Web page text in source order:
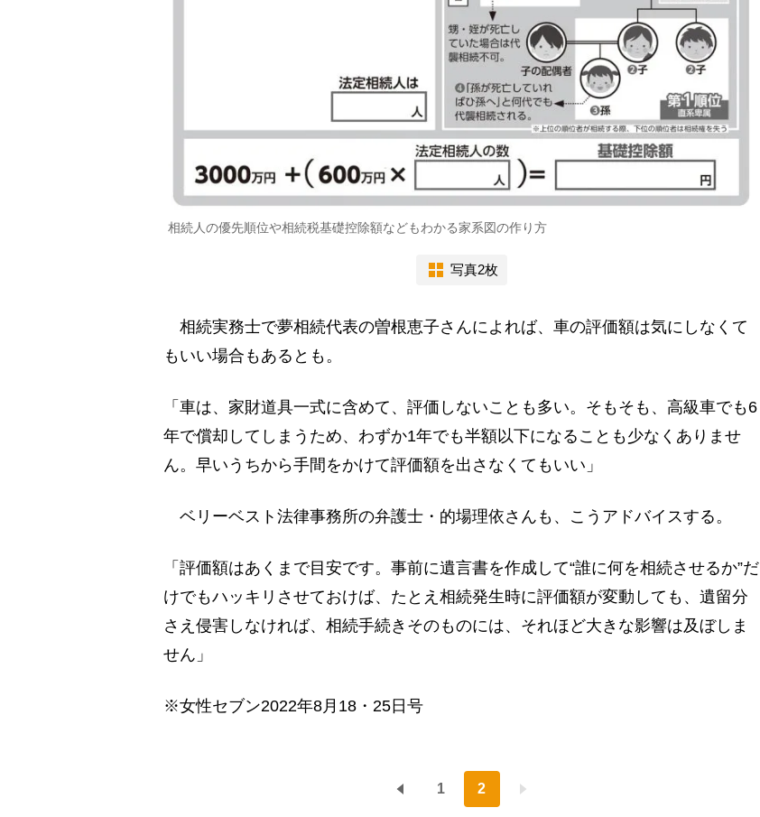
相続人の優先順位や相続税基礎控除額などもわかる家系図の作り方
写真2枚
相続実務士で夢相続代表の曽根恵子さんによれば、車の評価額は気にしなくて
もいい場合もあるとも。
「車は、家財道具一式に含めて、評価しないことも多い。そもそも、高級車でも6
年で償却してしまうため、わずか1年でも半額以下になることも少なくありませ
ん。早いうちから手間をかけて評価額を出さなくてもいい」
ベリーベスト法律事務所の弁護士・的場理依さんも、こうアドバイスする。
「評価額はあくまで目安です。事前に遺言書を作成して“誰に何を相続させるか”だ
けでもハッキリさせておけば、たとえ相続発生時に評価額が変動しても、遺留分
さえ侵害しなければ、相続手続きそのものには、それほど大きな影響は及ぼしま
せん」
※女性セブン2022年8月18・25日号
1 2